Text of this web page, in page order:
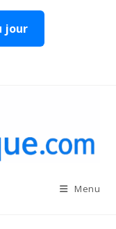
jour
Menu